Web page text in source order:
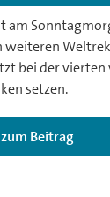
am
weiteren
bei der
setzen.
Beitrag